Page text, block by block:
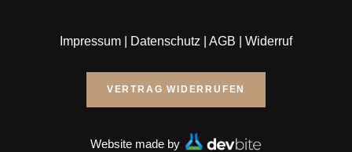
Impressum| Datenschutz| AGB Widerruf
VERTRAG WIDERRUFEN
Website made by